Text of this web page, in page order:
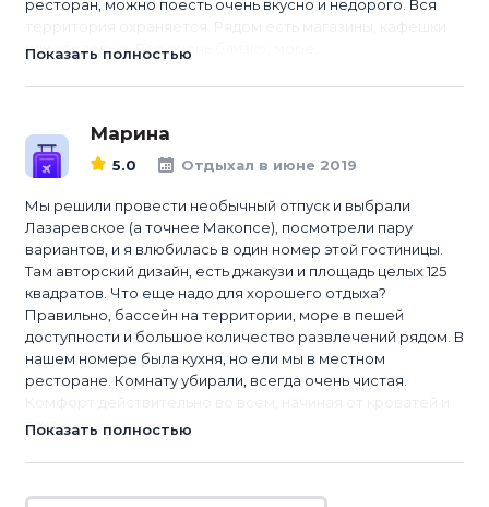
ресторан, можно поесть очень вкусно и недорого. Вся
или столовые. Все очень близко, море...
Показать полностью
Марина
5.0 Отдыхал в июне 2019
Мы решили провести необычный отпуск и выбрали
Лазаревское (а точнее Макопсе), посмотрели пару
вариантов, и я влюбилась в один номер этой гостиницы.
Там авторский дизайн, есть джакузи и площадь целых 125
квадратов. Что еще надо для хорошего отдыха?
Правильно, бассейн на территории, море в пешей
доступности и большое количество развлечений рядом. В
нашем номере была кухня, но ели мы в местном
ресторане. Комнату убирали, всегда очень чистая.
зака...
Показать полностью